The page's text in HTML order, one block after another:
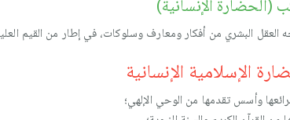
(الحضارة الإنسانية)
العقل البشري من أفكار ومعارف وسلوكات، في إطار من القيم العليا
الإسلامية الإنسانية
وأسس تقدمها من الوحي الإلهي؛